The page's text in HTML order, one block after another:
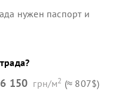
нужен паспорт и
?
150 грн/м2 (≈ 807$)